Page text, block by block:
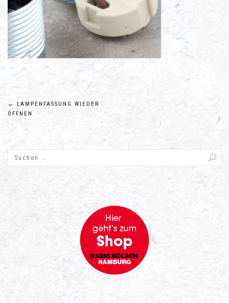
Beitragsnavigation
←
LAMPENFASSUNG WIEDER
ÖFFNEN